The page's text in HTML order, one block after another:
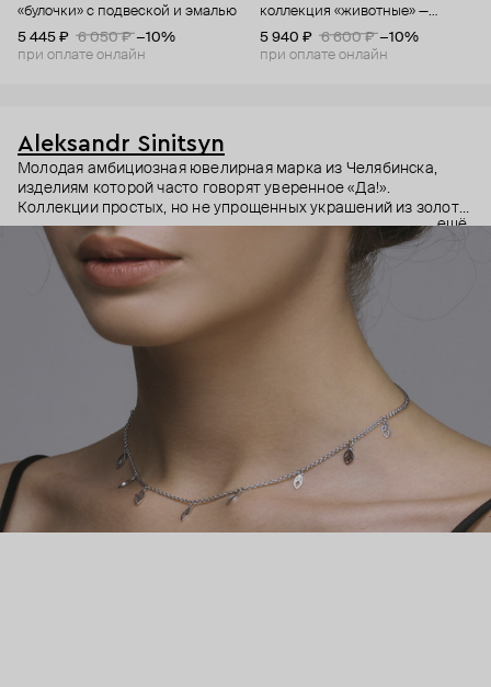
«булочки» с подвеской и эмалью
5 445 ₽
6 050 ₽ −10%
при оплате онлайн
коллекция «животные» —
медвежонок
5 940 ₽ 6 600 ₽ −10%
при оплате онлайн
Aleksandr Sinitsyn
Молодая амбициозная ювелирная марка из Челябинска,
изделиям которой часто говорят уверенное «Да!».
Коллекции простых, но не упрощенных украшений из золота
и серебра с полудрагоценными камнями авторской
асимметричной огранки. Все модели выполняются вручную:
каждая деталь прорезается ювелиром из грубого куска
металла, постепенно обретая свои изящные очертания.
ещё